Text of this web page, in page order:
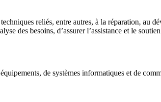
reliés, entre autres, à la réparation, au
des besoins, d’assurer l’assistance et le
de systèmes informatiques et de